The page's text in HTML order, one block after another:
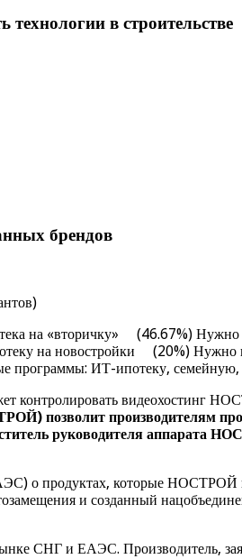
в строительстве
брендов
на «вторичку» (46.67%) Нужно
на новостройки (20%) Нужно
программы: ИТ-ипотеку,
видеохостинг
позволит производителям
руководителя аппарата
о продуктах, которые НОСТРОЙ
и созданный
СНГ и ЕАЭС. Производитель,